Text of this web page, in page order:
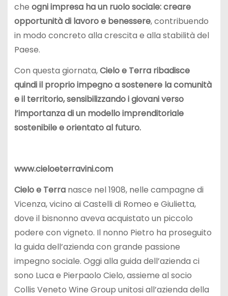
che ogni impresa ha un ruolo sociale: creare
opportunità di lavoro e benessere, contribuendo
in modo concreto alla crescita e alla stabilità del
Paese.
Con questa giornata,Cielo e Terra ribadisce
quindi il proprio impegno a sostenere la comunità
e il territorio, sensibilizzando i giovani verso
l’importanza di un modello imprenditoriale
sostenibile e orientato al futuro.
www.cieloeterravini.com
Cielo e Terranasce nel 1908, nelle campagne di
Vicenza, vicino ai Castelli di Romeo e Giulietta,
dove il bisnonno aveva acquistato un piccolo
podere con vigneto. Il nonno Pietro ha proseguito
la guida dell’azienda con grande passione
impegno sociale. Oggi alla guida dell’azienda ci
sono Luca e Pierpaolo Cielo, assieme al socio
Collis Veneto Wine Group unitosi all’azienda della